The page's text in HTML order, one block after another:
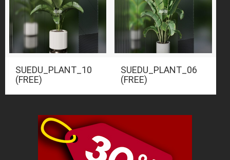
SUEDU_PLANT_10
(FREE)
SUEDU_PLANT_06
(FREE)